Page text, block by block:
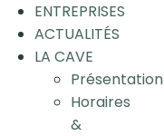
ENTREPRISES
ACTUALITÉS
LA CAVE
Présentation
Horaires
&